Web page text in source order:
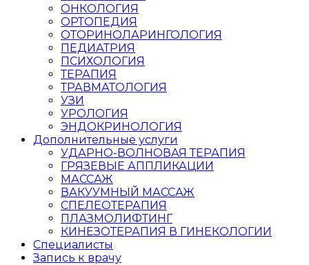
ОНКОЛОГИЯ
ОРТОПЕДИЯ
ОТОРИНОЛАРИНГОЛОГИЯ
ПЕДИАТРИЯ
ПСИХОЛОГИЯ
ТЕРАПИЯ
ТРАВМАТОЛОГИЯ
УЗИ
УРОЛОГИЯ
ЭНДОКРИНОЛОГИЯ
Дополнительные услуги
УДАРНО-ВОЛНОВАЯ ТЕРАПИЯ
ГРЯЗЕВЫЕ АППЛИКАЦИИ
МАССАЖ
ВАКУУМНЫЙ МАССАЖ
СПЕЛЕОТЕРАПИЯ
ПЛАЗМОЛИФТИНГ
КИНЕЗОТЕРАПИЯ В ГИНЕКОЛОГИИ
Специалисты
Запись к врачу